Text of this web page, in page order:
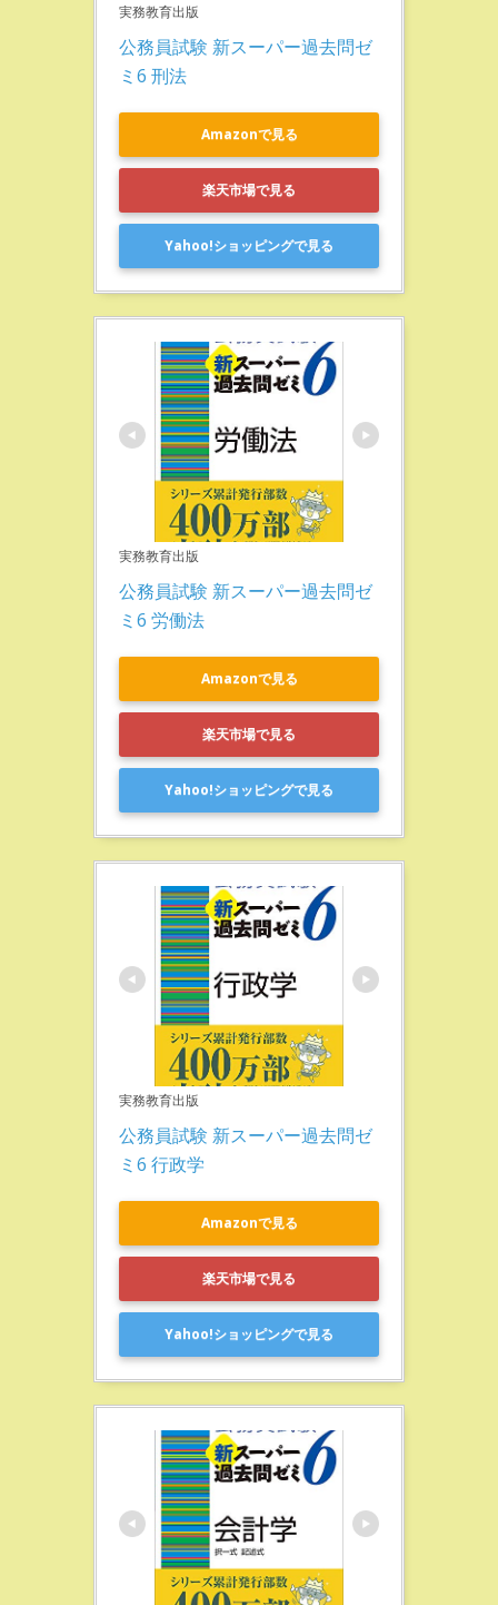
実務教育出版
公務員試験 新スーパー過去問ゼ
ミ6 刑法
Amazonで見る
楽天市場で見る
Yahoo!ショッピングで見る
実務教育出版
公務員試験 新スーパー過去問ゼ
ミ6 労働法
Amazonで見る
楽天市場で見る
Yahoo!ショッピングで見る
実務教育出版
公務員試験 新スーパー過去問ゼ
ミ6 行政学
Amazonで見る
楽天市場で見る
Yahoo!ショッピングで見る